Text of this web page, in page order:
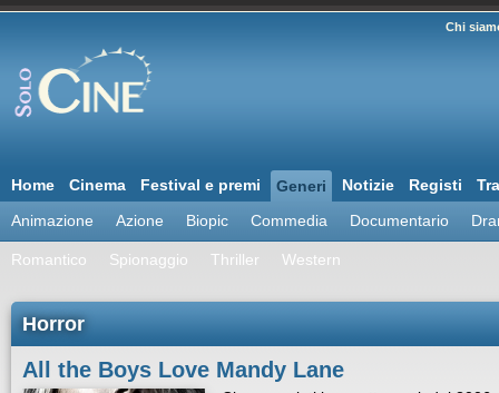
Chi
Home Cinema Festival e premi Generi Notizie Registi
Animazione
Azione Biopic Commedia Documentario
Romantico Spionaggio Thriller Western
Horror
All the Boys Love Mandy Lane